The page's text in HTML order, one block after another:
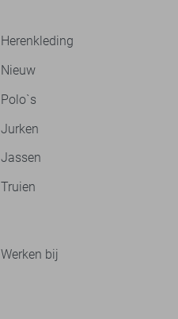
Herenkleding
Nieuw
Polo`s
Jurken
Jassen
Truien
Werken bij